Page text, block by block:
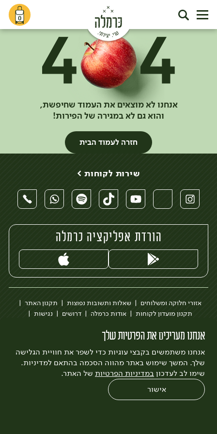
0
אנחנו לא מוצאים את העמוד שחיפשת,
והוא גם לא במגירה של הפירות!
חזרה לעמוד הבית
אנחנו מעריכים את הפרטיות שלך
אנחנו משתמשים בקבצי עוגיות כדי לשפר את חוויית הגלישה
שלך. המשך שימוש באתר מהווה הסכמה בהתאם למדיניות.
שימו לב לעדכון במדיניות הפרטיות של האתר.
אישור
שירות לקוחות >
הורדת אפליקציה כרמלה
אזורי חלוקה ומשלוחים שאלות ותשובות נפוצות
תקנון האתר
תקנון מועדון לקוחות
אודות כרמלה דרושים
נגישות
לצפייה בעדכון מדיניות פרטיות
עיצוב:3bears פיתוח:Quatro